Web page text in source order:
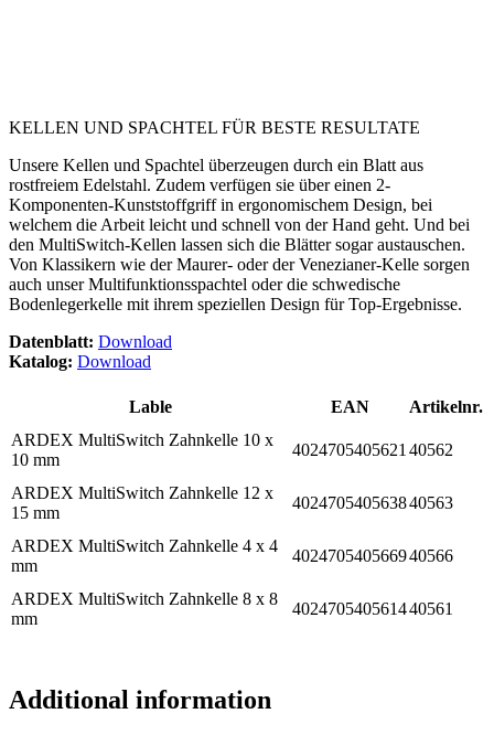
KELLEN UND SPACHTEL FÜR BESTE RESULTATE
Unsere Kellen und Spachtel überzeugen durch ein Blatt aus
rostfreiem Edelstahl. Zudem verfügen sie über einen 2-
Komponenten-Kunststoffgriff in ergonomischem Design, bei
welchem die Arbeit leicht und schnell von der Hand geht. Und bei
den MultiSwitch-Kellen lassen sich die Blätter sogar austauschen.
Von Klassikern wie der Maurer- oder der Venezianer-Kelle sorgen
auch unser Multifunktionsspachtel oder die schwedische
Bodenlegerkelle mit ihrem speziellen Design für Top-Ergebnisse.
Datenblatt: Download
Katalog: Download
Lable EAN
Artikelnr.
ARDEX MultiSwitch Zahnkelle 10 x
10 mm
4024705405621 40562
ARDEX MultiSwitch Zahnkelle 12 x
15 mm
402470540563840563
ARDEX MultiSwitch Zahnkelle 4 x 4
mm
402470540566940566
ARDEX MultiSwitch Zahnkelle 8 x 8
mm
402470540561440561
Additional information